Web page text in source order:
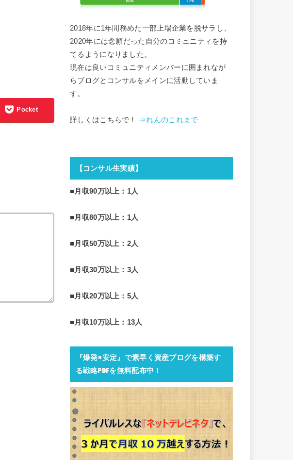
Pocket
2018年に1年間務めた一部上場企業を脱サラし、
2020年には念願だった自分のコミュニティを持
てるようになりました。
現在は良いコミュニティメンバーに囲まれなが
らブログとコンサルをメインに活動していま
す。
詳しくはこちらで！ ⇒れんのこれまで
【コンサル生実績】
■月収90万以上：1人
■月収80万以上：1人
■月収50万以上：2人
■月収30万以上：3人
■月収20万以上：5人
■月収10万以上：13人
『爆発×安定』で素早く資産ブログを構築す
る戦略PDFを無料配布中！